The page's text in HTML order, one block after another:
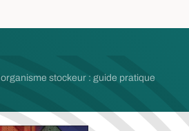
stockeur : guide pratique